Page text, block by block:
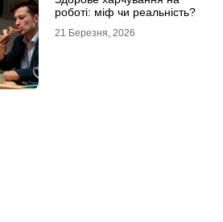
роботі: міф чи реальність?
21 Березня, 2026